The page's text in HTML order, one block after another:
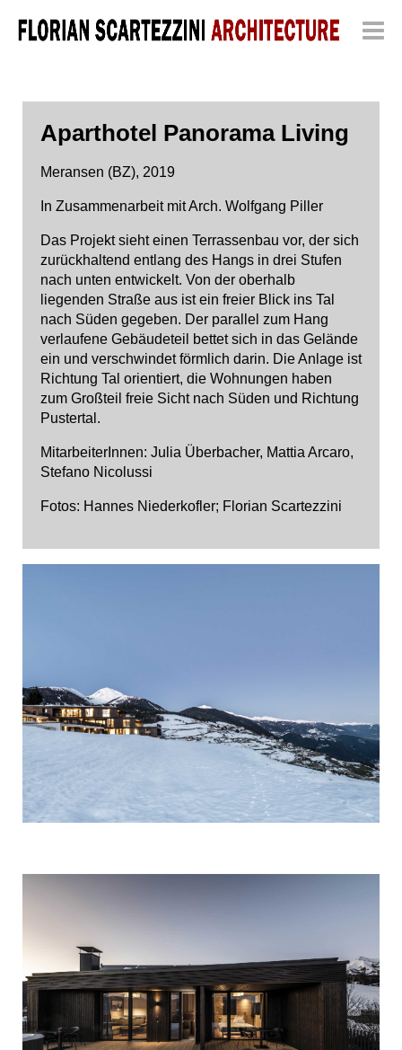
Aparthotel Panorama Living
Meransen (BZ), 2019
In Zusammenarbeit mit Arch. Wolfgang Piller
Das Projekt sieht einen Terrassenbau vor, der sich
zurückhaltend entlang des Hangs in drei Stufen
nach unten entwickelt. Von der oberhalb
liegenden Straße aus ist ein freier Blick ins Tal
nach Süden gegeben. Der parallel zum Hang
verlaufene Gebäudeteil bettet sich in das Gelände
ein und verschwindet förmlich darin. Die Anlage ist
Richtung Tal orientiert, die Wohnungen haben
zum Großteil freie Sicht nach Süden und Richtung
Pustertal.
MitarbeiterInnen: Julia Überbacher, Mattia Arcaro,
Stefano Nicolussi
Fotos: Hannes Niederkofler; Florian Scartezzini